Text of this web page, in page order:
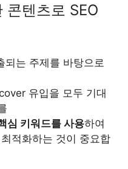
텐츠로 SEO
는 주제를 바탕으로
유입을 모두 기대
심 키워드를 사용하여
적화하는 것이 중요합